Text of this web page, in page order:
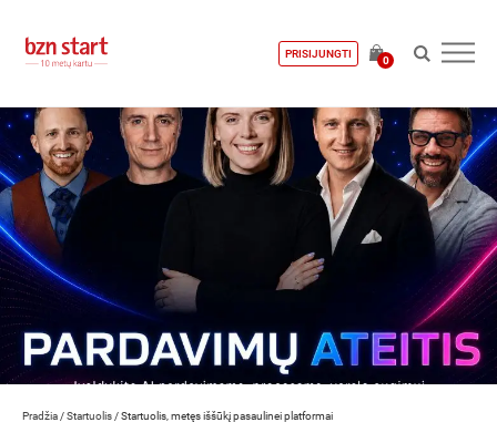
PRISIJUNGTI
0
Pradžia /Startuolis /Startuolis, metęs iššūkį pasaulinei platformai